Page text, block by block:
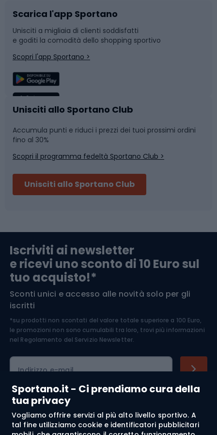
Sportano.it - Ci prendiamo cura della
tua privacy
Vogliamo offrire servizi al più alto livello sportivo. A
tal fine utilizziamo cookie e identificatori pubblicitari
Bushcraft
Corsa
Sport di squadra
Caschi da ciclismo
Skitouring
Abbigliamento da escursionismo
Slitte e slittini
Snowboard
Camminata nordica
Nuoto
Pattinaggio
Componenti per biciclette
Arrampicata
Medicina dello sport
Abbigliamento ciclistico
Scarica l'app Sportano
Unisciti a migliaia di clienti soddisfatti
e goditi la comodità dello shopping sportivo
Scopri l'app Sportano >
Unisciti allo Sportano Club
Accumula punti e riduci i prezzi dei tuoi prossimi ordini
fino al 30%
Scopri il programma fedeltà Sportano Club >
Unisciti allo Sportano Club
Iscriviti ai newsletter
e ricevi uno sconto di 10 Euro sul
tuo acquisto!*
Sconti unici e accesso alle novità solo per gli
iscritti
*su prodotti non scontati del valore totale superiore a 100 Euro,
le promozioni non sono cumulabili tra loro, trovi più informazioni
nel Regolamento del Servizio Newsletter.
Indirizzo e-mail
Acquisti